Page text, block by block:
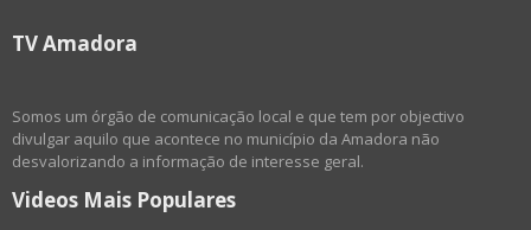
TV Amadora
Somos um órgão de comunicação local e que tem por objectivo
divulgar aquilo que acontece no município da Amadora não
desvalorizando a informação de interesse geral.
Videos Mais Populares